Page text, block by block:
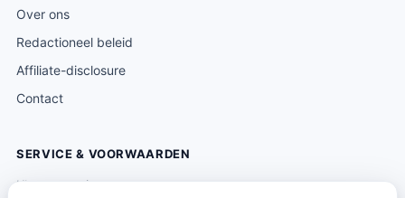
Over ons
Redactioneel beleid
Affiliate-disclosure
Contact
SERVICE & VOORWAARDEN
Klantenservice